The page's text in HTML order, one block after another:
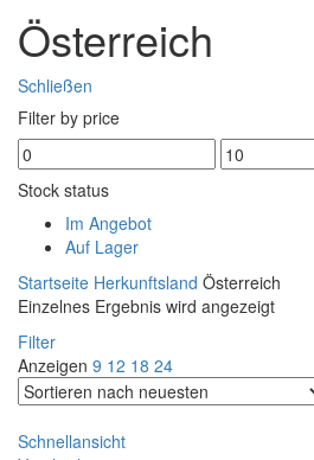
Österreich
Schließen
Filter by price
Stock status
Im Angebot
Auf Lager
Startseite Herkunftsland Österreich
Einzelnes Ergebnis wird angezeigt
Filter
Anzeigen 9 12 18 24
Schnellansicht